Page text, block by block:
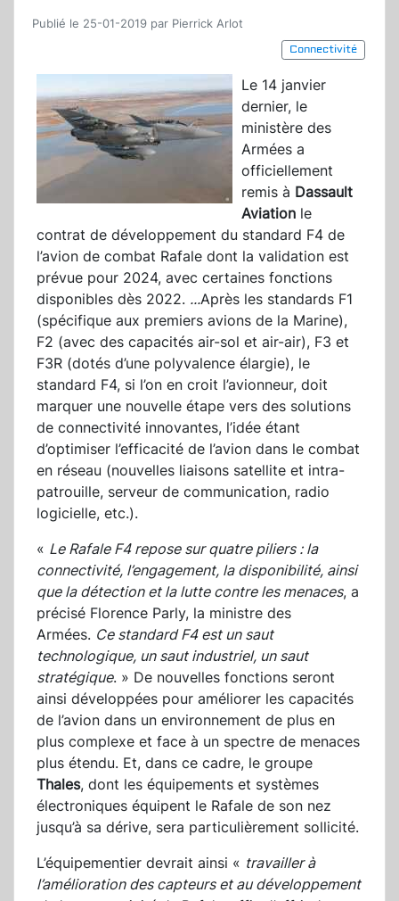
Publié le 25-01-2019 par Pierrick Arlot
Connectivité
Le 14 janvier
dernier, le
ministère des
Armées a
officiellement
remis à Dassault
Aviation le
contrat de développement du standard F4 de
l’avion de combat Rafale dont la validation est
prévue pour 2024, avec certaines fonctions
disponibles dès 2022. ...Après les standards F1
(spécifique aux premiers avions de la Marine),
F2 (avec des capacités air-sol et air-air), F3 et
F3R (dotés d’une polyvalence élargie), le
standard F4, si l’on en croit l’avionneur, doit
marquer une nouvelle étape vers des solutions
de connectivité innovantes, l’idée étant
d’optimiser l’efficacité de l’avion dans le combat
en réseau (nouvelles liaisons satellite et intra-
patrouille, serveur de communication, radio
logicielle, etc.).
« Le Rafale F4 repose sur quatre piliers : la
connectivité, l’engagement, la disponibilité, ainsi
que la détection et la lutte contre les menaces, a
précisé Florence Parly, la ministre des
Armées. Ce standard F4 est un saut
technologique, un saut industriel, un saut
stratégique. » De nouvelles fonctions seront
ainsi développées pour améliorer les capacités
de l’avion dans un environnement de plus en
plus complexe et face à un spectre de menaces
plus étendu. Et, dans ce cadre, le groupe
Thales, dont les équipements et systèmes
électroniques équipent le Rafale de son nez
jusqu’à sa dérive, sera particulièrement sollicité.
L’équipementier devrait ainsi « travailler à
l’amélioration des capteurs et au développement